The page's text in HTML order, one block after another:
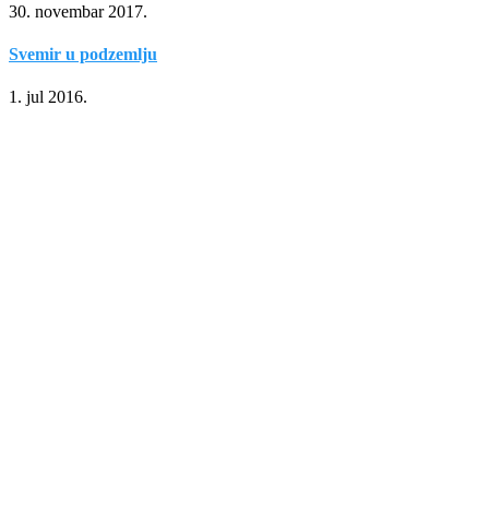
30. novembar 2017.
Svemir u podzemlju
1. jul 2016.